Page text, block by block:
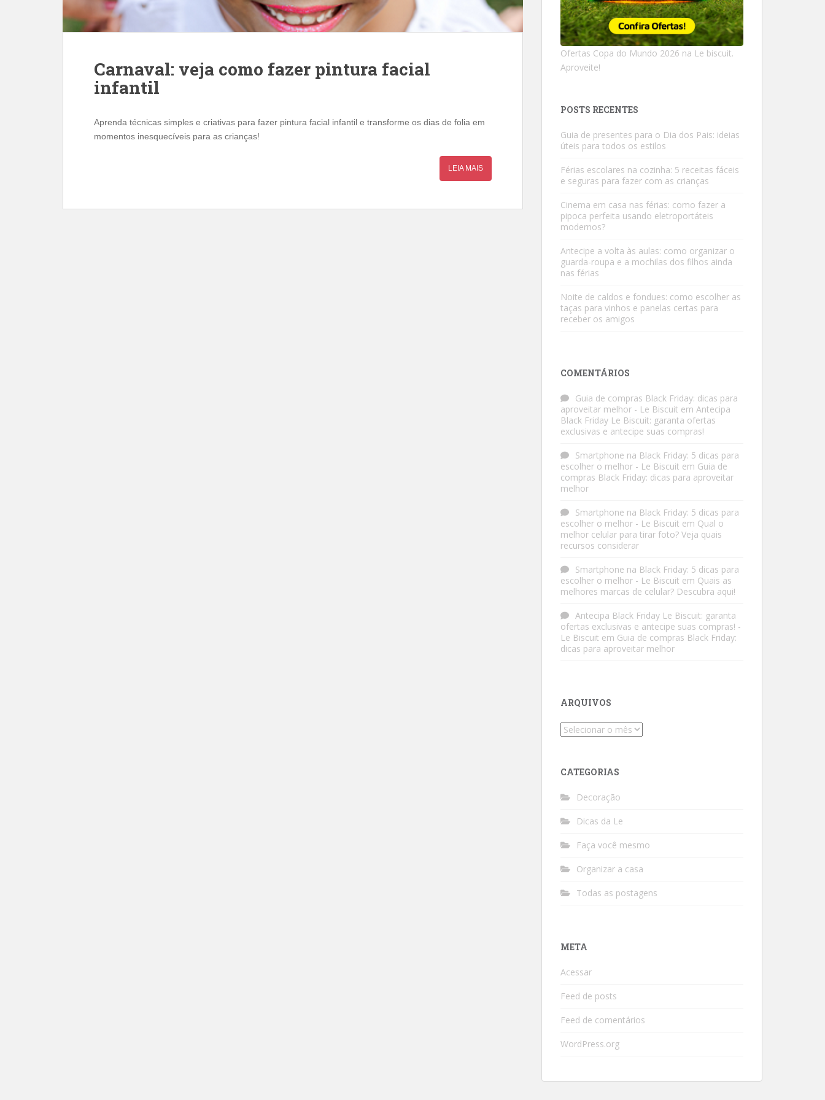
Carnaval: veja como fazer pintura facial
infantil
Aprenda técnicas simples e criativas para fazer pintura facial infantil e transforme os dias de folia em
momentos inesquecíveis para as crianças!
LEIA MAIS
Ofertas Copa do Mundo 2026 na Le biscuit.
Aproveite!
POSTS RECENTES
Guia de presentes para o Dia dos Pais: ideias
úteis para todos os estilos
Férias escolares na cozinha: 5 receitas fáceis
e seguras para fazer com as crianças
Cinema em casa nas férias: como fazer a
pipoca perfeita usando eletroportáteis
modernos?
Antecipe a volta às aulas: como organizar o
guarda-roupa e a mochilas dos filhos ainda
nas férias
Noite de caldos e fondues: como escolher as
taças para vinhos e panelas certas para
receber os amigos
COMENTÁRIOS
Guia de compras Black Friday: dicas para
aproveitar melhor - Le Biscuit em Antecipa
Black Friday Le Biscuit: garanta ofertas
exclusivas e antecipe suas compras!
Smartphone na Black Friday: 5 dicas para
escolher o melhor - Le Biscuit em Guia de
compras Black Friday: dicas para aproveitar
melhor
Smartphone na Black Friday: 5 dicas para
escolher o melhor - Le Biscuit em Qual o
melhor celular para tirar foto? Veja quais
recursos considerar
Smartphone na Black Friday: 5 dicas para
escolher o melhor - Le Biscuit em Quais as
melhores marcas de celular? Descubra aqui!
Antecipa Black Friday Le Biscuit: garanta
ofertas exclusivas e antecipe suas compras! -
Le Biscuit em Guia de compras Black Friday:
dicas para aproveitar melhor
ARQUIVOS
Arquivos
CATEGORIAS
Decoração
Dicas da Le
Faça você mesmo
Organizar a casa
Todas as postagens
META
Acessar
Feed de posts
Feed de comentários
WordPress.org